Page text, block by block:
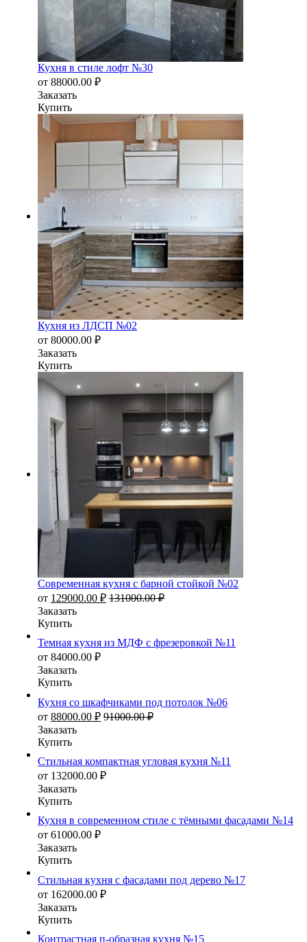
Кухня в стиле лофт №30
от 88000.00 ₽
Заказать
Купить
Кухня из ЛДСП №02
от 80000.00 ₽
Заказать
Купить
Современная кухня с барной стойкой №02
от 129000.00 ₽ 131000.00₽
Заказать
Купить
Темная кухня из МДФ с фрезеровкой №11
от 84000.00 ₽
Заказать
Купить
Кухня со шкафчиками под потолок №06
от 88000.00 ₽ 91000.00₽
Заказать
Купить
Стильная компактная угловая кухня №11
от 132000.00 ₽
Заказать
Купить
Кухня в современном стиле с тёмными фасадами №14
от 61000.00 ₽
Заказать
Купить
Стильная кухня с фасадами под дерево №17
от 162000.00 ₽
Заказать
Купить
Контрастная п-образная кухня №15